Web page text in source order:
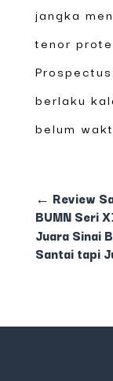
jangka
tenor
berlaku
belum
← Review
BUMN Seri
Juara Sinai
Santai tapi